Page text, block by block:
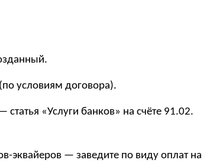
условиям договора).
«Услуги банков» на счёте 91.02.
эквайеров — заведите по виду оплат на